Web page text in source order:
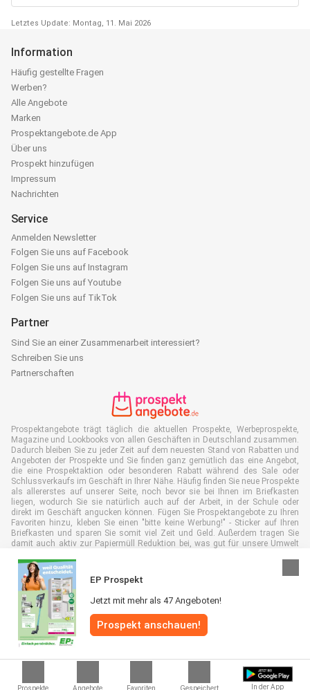
Prospekte Angebote Favoriten Gespeichert In der App
Letztes Update: Montag, 11. Mai 2026
EP Prospekt
Jetzt mit mehr als 47 Angeboten!
Prospekt anschauen!
Information
Häufig gestellte Fragen
Werben?
Alle Angebote
Marken
Prospektangebote.de App
Über uns
Prospekt hinzufügen
Impressum
Nachrichten
Service
Anmelden Newsletter
Folgen Sie uns auf Facebook
Folgen Sie uns auf Instagram
Folgen Sie uns auf Youtube
Folgen Sie uns auf TikTok
Partner
Sind Sie an einer Zusammenarbeit interessiert?
Schreiben Sie uns
Partnerschaften
Prospektangebote trägt täglich die aktuellen Prospekte, Werbeprospekte,
Magazine und Lookbooks von allen Geschäften in Deutschland zusammen.
Dadurch bleiben Sie zu jeder Zeit auf dem neuesten Stand von Rabatten und
Angeboten der Prospekte und Sie finden ganz gemütlich das eine Angebot,
die eine Prospektaktion oder besonderen Rabatt während des Sale oder
Schlussverkaufs im Geschäft in Ihrer Nähe. Häufig finden Sie neue Prospekte
als allererstes auf unserer Seite, noch bevor sie bei Ihnen im Briefkasten
liegen, wodurch Sie sie natürlich auch auf der Arbeit, in der Schule oder
direkt im Geschäft angucken können. Fügen Sie Prospektangebote zu Ihren
Favoriten hinzu, kleben Sie einen "bitte keine Werbung!" - Sticker auf Ihren
Briefkasten und sparen Sie somit viel Zeit und Geld. Außerdem tragen Sie
damit auch aktiv zur Papiermüll Reduktion bei, was gut für unsere Umwelt
Alle Rechte vorbehalten © Prospektangebote.de 2026 |
|Allgemeine Geschäftsbedingungen|Datenschutzerklärung